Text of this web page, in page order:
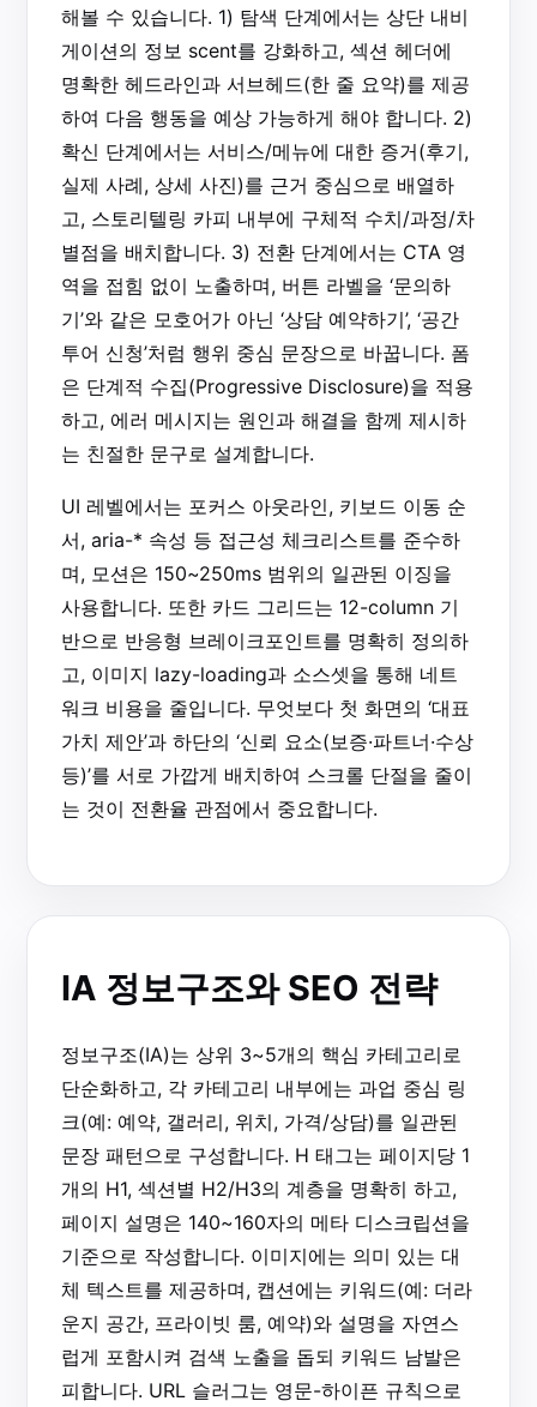
해볼 수 있습니다. 1) 탐색 단계에서는 상단 내비
게이션의 정보 scent를 강화하고, 섹션 헤더에
명확한 헤드라인과 서브헤드(한 줄 요약)를 제공
하여 다음 행동을 예상 가능하게 해야 합니다. 2)
확신 단계에서는 서비스/메뉴에 대한 증거(후기,
실제 사례, 상세 사진)를 근거 중심으로 배열하
고, 스토리텔링 카피 내부에 구체적 수치/과정/차
별점을 배치합니다. 3) 전환 단계에서는 CTA 영
역을 접힘 없이 노출하며, 버튼 라벨을 ‘문의하
기’와 같은 모호어가 아닌 ‘상담 예약하기’, ‘공간
투어 신청’처럼 행위 중심 문장으로 바꿉니다. 폼
은 단계적 수집(Progressive Disclosure)을 적용
하고, 에러 메시지는 원인과 해결을 함께 제시하
는 친절한 문구로 설계합니다.
UI 레벨에서는 포커스 아웃라인, 키보드 이동 순
서, aria-* 속성 등 접근성 체크리스트를 준수하
며, 모션은 150~250ms 범위의 일관된 이징을
사용합니다. 또한 카드 그리드는 12-column 기
반으로 반응형 브레이크포인트를 명확히 정의하
고, 이미지 lazy-loading과 소스셋을 통해 네트
워크 비용을 줄입니다. 무엇보다 첫 화면의 ‘대표
가치 제안’과 하단의 ‘신뢰 요소(보증·파트너·수상
등)’를 서로 가깝게 배치하여 스크롤 단절을 줄이
는 것이 전환율 관점에서 중요합니다.
IA 정보구조와 SEO 전략
정보구조(IA)는 상위 3~5개의 핵심 카테고리로
단순화하고, 각 카테고리 내부에는 과업 중심 링
크(예: 예약, 갤러리, 위치, 가격/상담)를 일관된
문장 패턴으로 구성합니다. H 태그는 페이지당 1
개의 H1, 섹션별 H2/H3의 계층을 명확히 하고,
페이지 설명은 140~160자의 메타 디스크립션을
기준으로 작성합니다. 이미지에는 의미 있는 대
체 텍스트를 제공하며, 캡션에는 키워드(예: 더라
운지 공간, 프라이빗 룸, 예약)와 설명을 자연스
럽게 포함시켜 검색 노출을 돕되 키워드 남발은
피합니다. URL 슬러그는 영문-하이픈 규칙으로